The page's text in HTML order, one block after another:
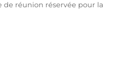
de réunion réservée pour la